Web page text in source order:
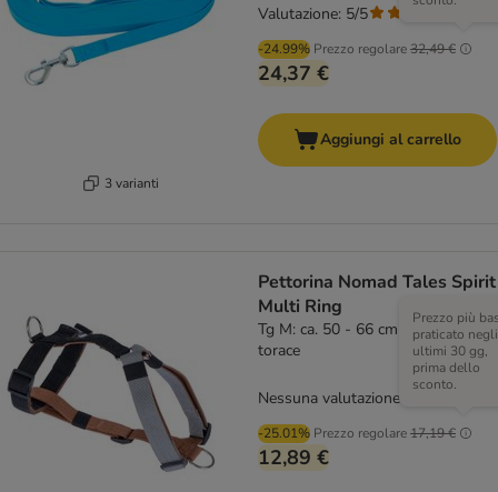
3 varianti
-24.99% Prezzo regolare32,49 €
24,37 €
Valutazione: 5/5
Aggiungi al carrello
Pettorina Nomad Tales Spirit
Multi Ring
Tg M: ca. 50 - 66 cm circonferenza
torace
-25.01% Prezzo regolare17,19 €
Prezzo più
praticato negli
ultimi 30 gg,
prima dello
sconto.
12,89 €
Nessuna valutazione